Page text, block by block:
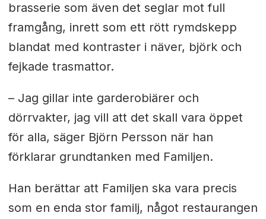
brasserie som även det seglar mot full
framgång, inrett som ett rött rymdskepp
blandat med kontraster i näver, björk och
fejkade trasmattor.
– Jag gillar inte garderobiärer och
dörrvakter, jag vill att det skall vara öppet
för alla, säger Björn Persson när han
förklarar grundtanken med Familjen.
Han berättar att Familjen ska vara precis
som en enda stor familj, något restaurangen